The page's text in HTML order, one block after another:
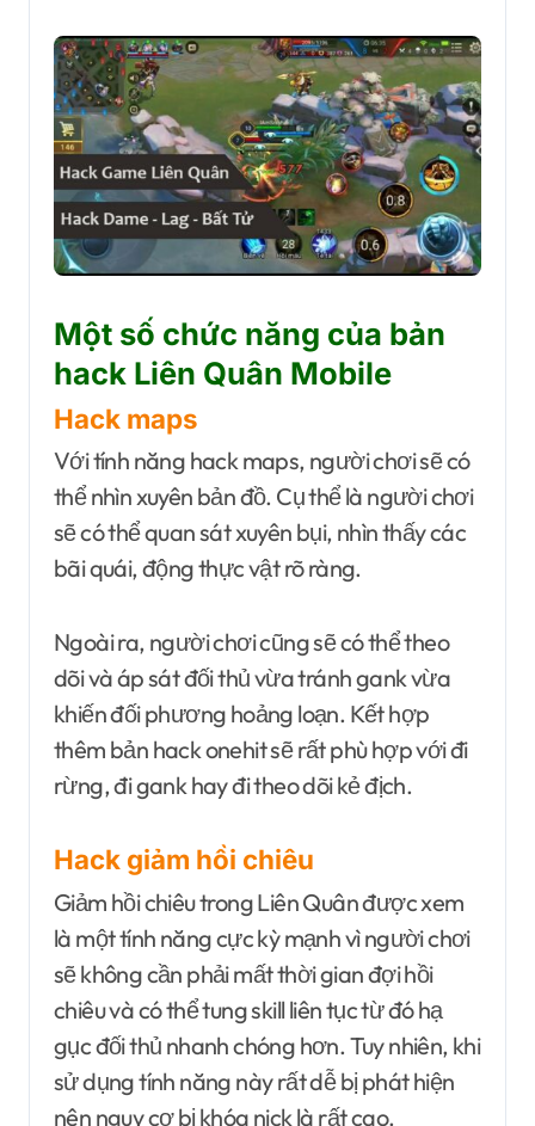
Một số chức năng của bản
hack Liên Quân Mobile
Hack maps
Với tính năng hack maps, người chơi sẽ có
thể nhìn xuyên bản đồ. Cụ thể là người chơi
sẽ có thể quan sát xuyên bụi, nhìn thấy các
bãi quái, động thực vật rõ ràng.
Ngoài ra, người chơi cũng sẽ có thể theo
dõi và áp sát đối thủ vừa tránh gank vừa
khiến đối phương hoảng loạn. Kết hợp
thêm bản hack onehit sẽ rất phù hợp với đi
rừng, đi gank hay đi theo dõi kẻ địch.
Hack giảm hồi chiêu
Giảm hồi chiêu trong Liên Quân được xem
là một tính năng cực kỳ mạnh vì người chơi
sẽ không cần phải mất thời gian đợi hồi
chiêu và có thể tung skill liên tục từ đó hạ
gục đối thủ nhanh chóng hơn. Tuy nhiên, khi
sử dụng tính năng này rất dễ bị phát hiện
nên nguy cơ bị khóa nick là rất cao.